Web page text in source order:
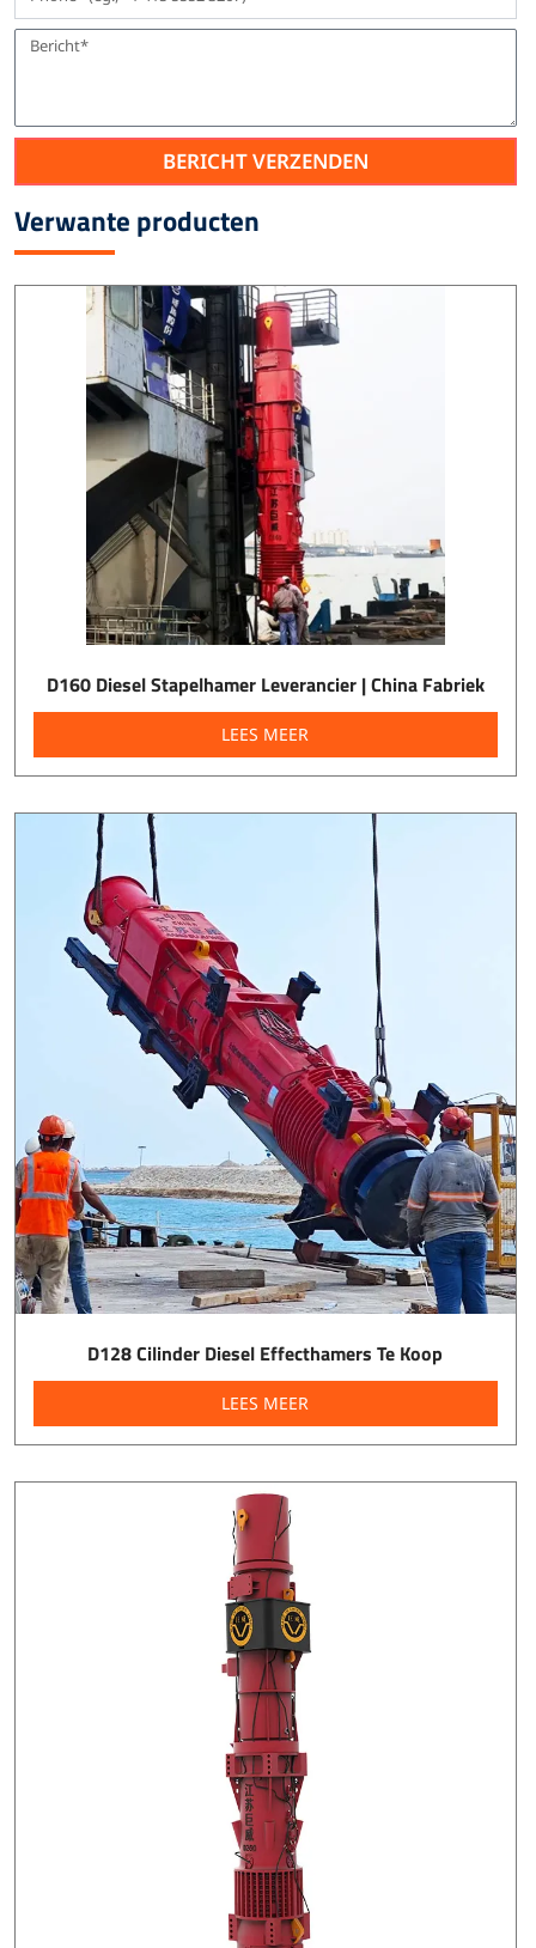
BERICHT VERZENDEN
Verwante producten
D160 Diesel Stapelhamer Leverancier | China Fabriek
LEES MEER
D128 Cilinder Diesel Effecthamers Te Koop
LEES MEER